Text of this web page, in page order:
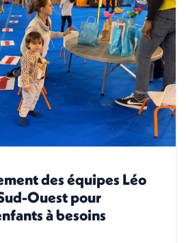
des équipes Léo
Ouest pour
à besoins